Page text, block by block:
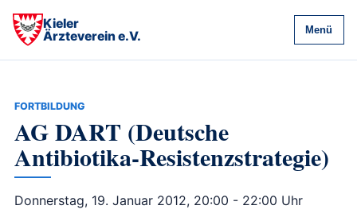
Kieler
Ärzteverein e.V.
Menü
FORTBILDUNG
AG DART (Deutsche
Antibiotika-Resistenzstrategie)
Donnerstag, 19. Januar 2012, 20:00 - 22:00 Uhr